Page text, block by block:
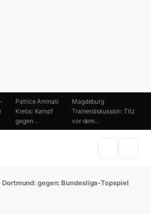
Patrice Aminati
Krebs: Kampf
gegen…
Magdeburg
Trainerdiskussion: Titz
vor dem…
Dortmund: gegen: Bundesliga-Topspiel